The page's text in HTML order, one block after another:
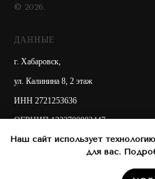
© 2026.
ДАННЫЕ
г. Хабаровск,
ул. Калинина 8, 2 этаж
ИНН 2721253636
ОГРНИП 1222700002447
Наш сайт использует
для вас.